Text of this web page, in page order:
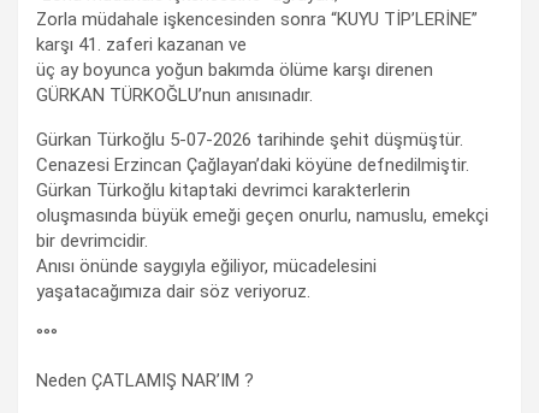
Zorla müdahale işkencesinden sonra “KUYU TİP’LERİNE”
karşı 41. zaferi kazanan ve
üç ay boyunca yoğun bakımda ölüme karşı direnen
GÜRKAN TÜRKOĞLU’nun anısınadır.
Gürkan Türkoğlu 5-07-2026 tarihinde şehit düşmüştür.
Cenazesi Erzincan Çağlayan’daki köyüne defnedilmiştir.
Gürkan Türkoğlu kitaptaki devrimci karakterlerin
oluşmasında büyük emeği geçen onurlu, namuslu, emekçi
bir devrimcidir.
Anısı önünde saygıyla eğiliyor, mücadelesini
yaşatacağımıza dair söz veriyoruz.
°°°
Neden ÇATLAMIŞ NAR’IM ?